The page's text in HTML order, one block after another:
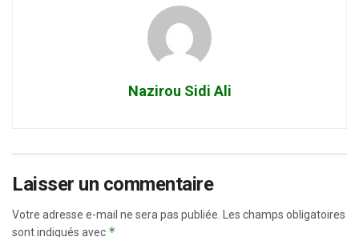
Nazirou Sidi Ali
Laisser un commentaire
Votre adresse e-mail ne sera pas publiée.
Les champs obligatoires
sont indiqués avec *